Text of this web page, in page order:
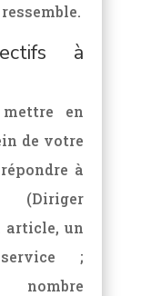
à
en
de votre
à
article, un
;
nombre